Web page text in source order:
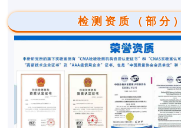
检测资质（部分）